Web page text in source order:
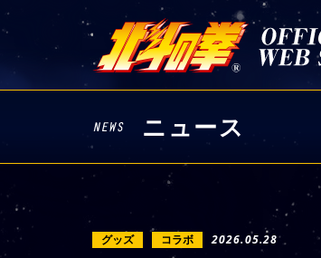
ニュース
グッズ コラボ 2026.05.28